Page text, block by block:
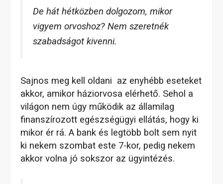
De hát hétközben dolgozom, mikor
vigyem orvoshoz? Nem szeretnék
szabadságot kivenni.
Sajnos meg kell oldani az enyhébb eseteket
akkor, amikor háziorvosa elérhető. Sehol a
világon nem úgy működik az államilag
finanszírozott egészségügyi ellátás, hogy ki
mikor ér rá. A bank és legtöbb bolt sem nyit
ki nekem szombat este 7-kor, pedig nekem
akkor volna jó sokszor az ügyintézés.